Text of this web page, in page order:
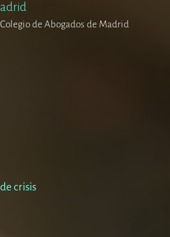
de Abogados de Madrid
crisis